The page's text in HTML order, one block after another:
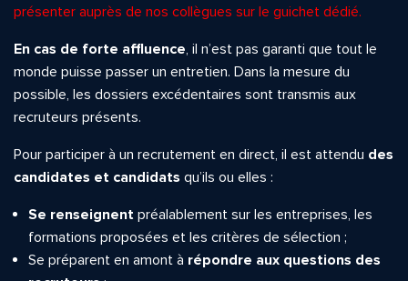
présenter auprès de nos collègues sur le guichet dédié.
En cas de forte affluence, il n’est pas garanti que tout le
monde puisse passer un entretien. Dans la mesure du
possible, les dossiers excédentaires sont transmis aux
recruteurs présents.
Pour participer à un recrutement en direct, il est attendu des
candidates et candidats qu’ils ou elles :
Se renseignent préalablement sur les entreprises, les
formations proposées et les critères de sélection ;
Se préparent en amont à répondre aux questions des